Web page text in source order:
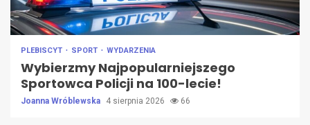
PLEBISCYT SPORT WYDARZENIA
Wybierzmy Najpopularniejszego
Sportowca Policji na 100-lecie!
Joanna Wróblewska 4 sierpnia 2026 66